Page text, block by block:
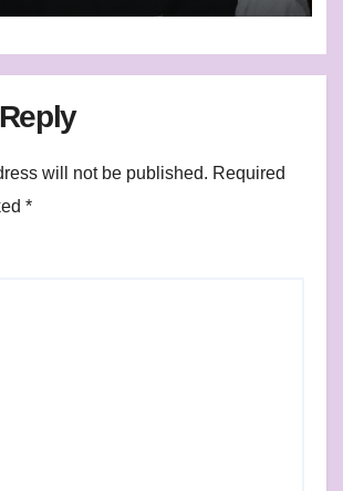
will not be published. Required
*